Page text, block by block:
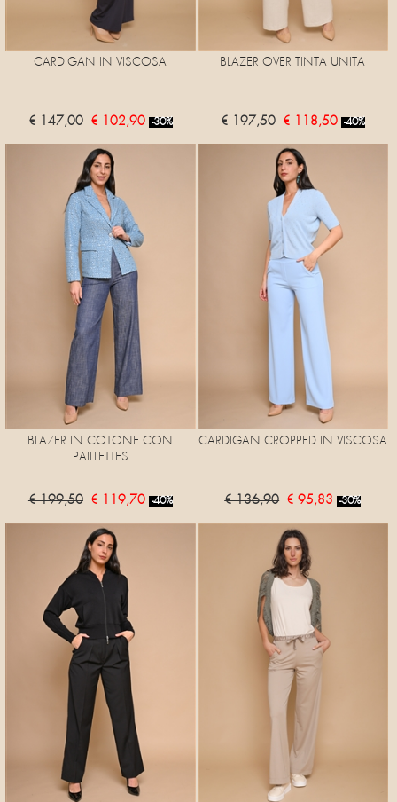
CARDIGAN IN VISCOSA
€ 147,00 € 102,90 -30%
BLAZER OVER TINTA UNITA
€ 197,50 € 118,50 -40%
BLAZER IN COTONE CON
PAILLETTES
€ 199,50 € 119,70 -40%
CARDIGAN CROPPED IN VISCOSA
€ 136,90 € 95,83 -30%